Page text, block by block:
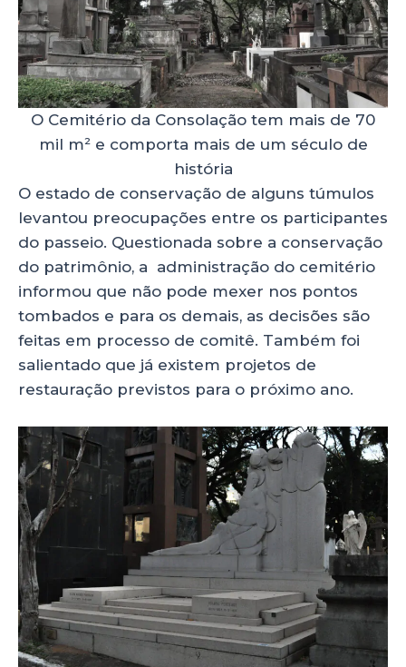
O Cemitério da Consolação tem mais de 70
mil m² e comporta mais de um século de
história
O estado de conservação de alguns túmulos
levantou preocupações entre os participantes
do passeio. Questionada sobre a conservação
do patrimônio, a administração do cemitério
informou que não pode mexer nos pontos
tombados e para os demais, as decisões são
feitas em processo de comitê. Também foi
salientado que já existem projetos de
restauração previstos para o próximo ano.